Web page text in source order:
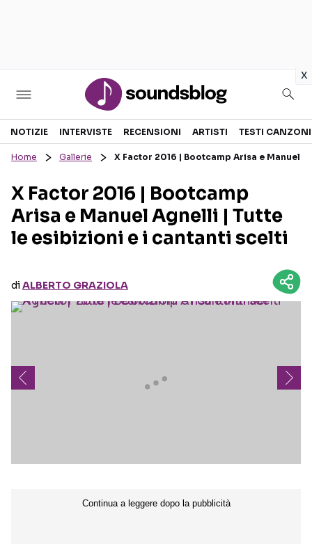
x
Sezioni
RECENSIONI MUSICALI
INTERVISTE
GOSSIP E CURIOSITÀ
TESTI CANZONI
TOUR ED EVENTI
TALENT SHOW
NOTIZIE INTERVISTE RECENSIONI ARTISTI TESTI CANZONI
Home Gallerie X Factor 2016 | Bootcamp Arisa e Manuel
X Factor 2016 | Bootcamp
Arisa e Manuel Agnelli | Tutte
le esibizioni e i cantanti scelti
diALBERTO GRAZIOLA